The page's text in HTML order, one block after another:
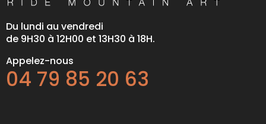
Du lundi au vendredi
de 9H30 à 12H00 et 13H30 à 18H.
Appelez-nous
04 79 85 20 63